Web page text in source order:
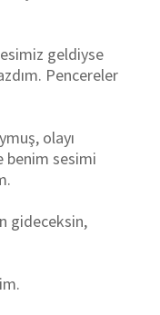
geldiyse
Pencereler
olayı
benim sesimi
gideceksin,